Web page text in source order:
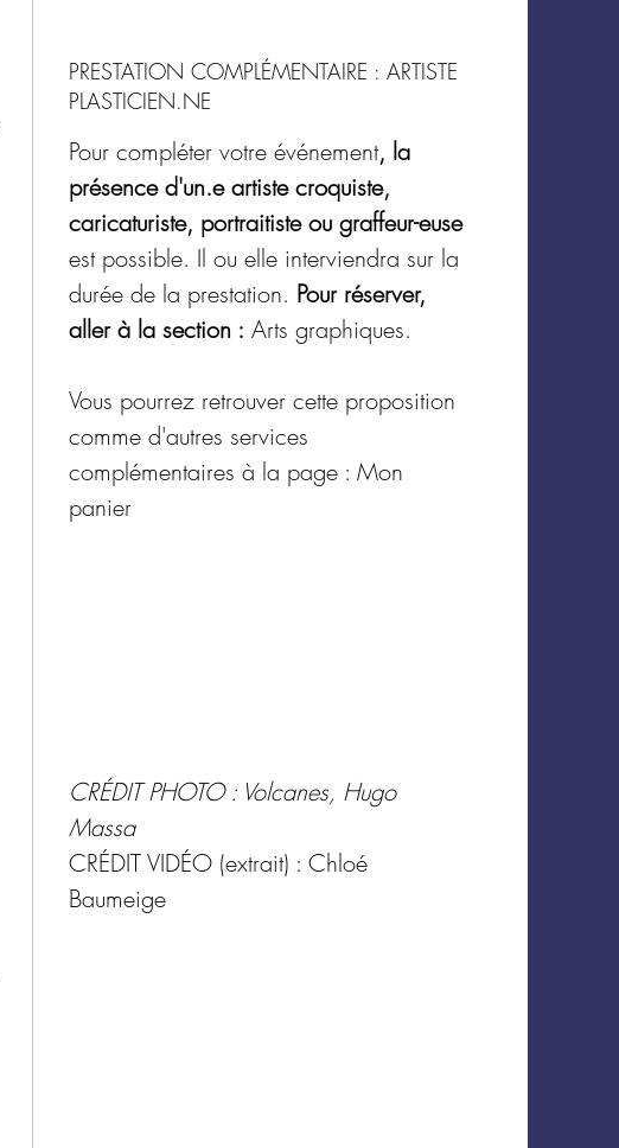
PRESTATION COMPLÉMENTAIRE : ARTISTE
PLASTICIEN.NE
Pour compléter votre événement, la
présence d'un.e artiste croquiste,
caricaturiste, portraitiste ou graffeur-euse
est possible. Il ou elle interviendra sur la
durée de la prestation. Pour réserver,
aller à la section : Arts graphiques.
Vous pourrez retrouver cette proposition
comme d'autres services
complémentaires à la page : Mon
panier
CRÉDIT PHOTO : Volcanes, Hugo
Massa
CRÉDIT VIDÉO (extrait) : Chloé
Baumeige